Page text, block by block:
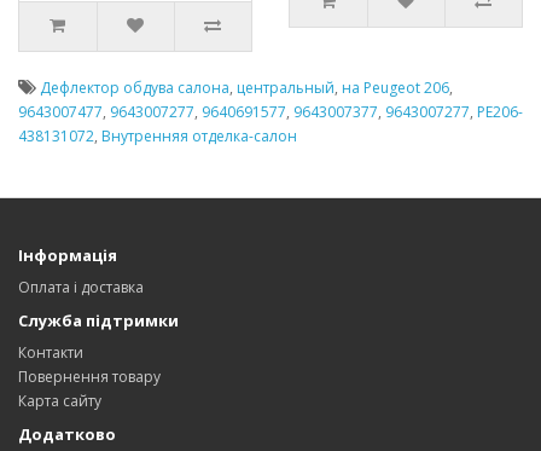
Дефлектор обдува салона, центральный, на Peugeot 206,
9643007477, 9643007277, 9640691577, 9643007377, 9643007277, PE206-
438131072, Внутренняя отделка-салон
Інформація
Оплата і доставка
Служба підтримки
Контакти
Повернення товару
Карта сайту
Додатково